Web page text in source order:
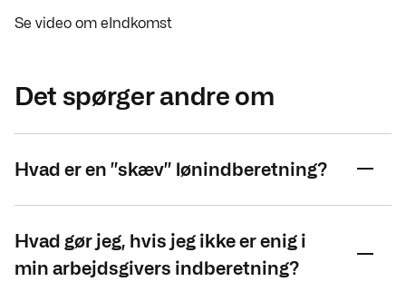
Se video om eIndkomst
Det spørger andre om
Hvad er en ”skæv” lønindberetning?
Hvad gør jeg, hvis jeg ikke er enig i
min arbejdsgivers indberetning?